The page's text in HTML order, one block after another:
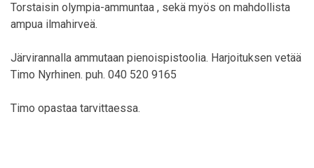
Torstaisin olympia-ammuntaa , sekä myös on mahdollista
ampua ilmahirveä.
Järvirannalla ammutaan pienoispistoolia. Harjoituksen vetää
Timo Nyrhinen. puh. 040 520 9165
Timo opastaa tarvittaessa.